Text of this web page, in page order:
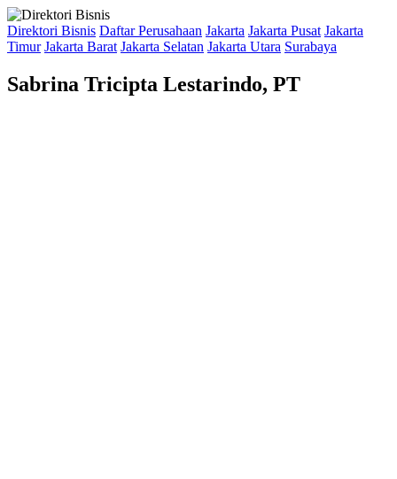
Direktori Bisnis Daftar Perusahaan Jakarta Jakarta Pusat Jakarta
Timur Jakarta Barat Jakarta Selatan Jakarta Utara Surabaya
Sabrina Tricipta Lestarindo, PT